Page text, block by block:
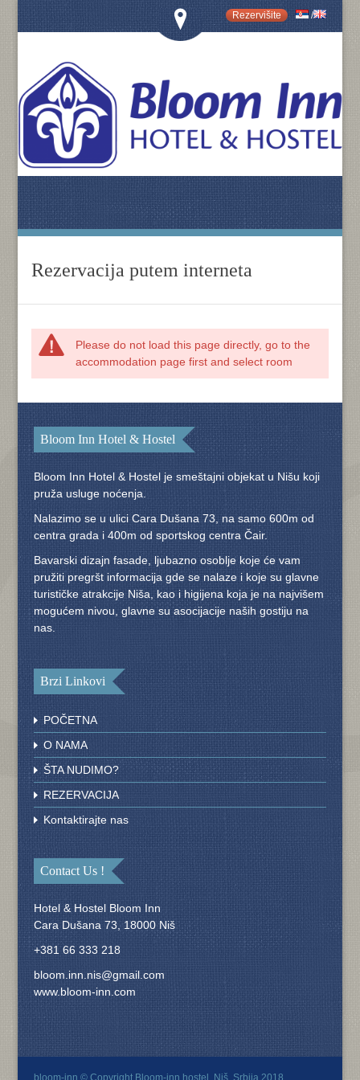
Rezervišite /
Rezervacija putem interneta
Please do not load this page directly, go to the
accommodation page first and select room
Bloom Inn Hotel & Hostel
Bloom Inn Hotel & Hostel je smeštajni objekat u Nišu koji
pruža usluge noćenja.
Nalazimo se u ulici Cara Dušana 73, na samo 600m od
centra grada i 400m od sportskog centra Čair.
Bavarski dizajn fasade, ljubazno osoblje koje će vam
pružiti pregršt informacija gde se nalaze i koje su glavne
turističke atrakcije Niša, kao i higijena koja je na najvišem
mogućem nivou, glavne su asocijacije naših gostiju na
nas.
Brzi Linkovi
POČETNA
O NAMA
ŠTA NUDIMO?
REZERVACIJA
Kontaktirajte nas
Contact Us !
Hotel & Hostel Bloom Inn
Cara Dušana 73, 18000 Niš
+381 66 333 218
bloom.inn.nis@gmail.com
www.bloom-inn.com
bloom-inn © Copyright Bloom-inn hostel, Niš, Srbija 2018